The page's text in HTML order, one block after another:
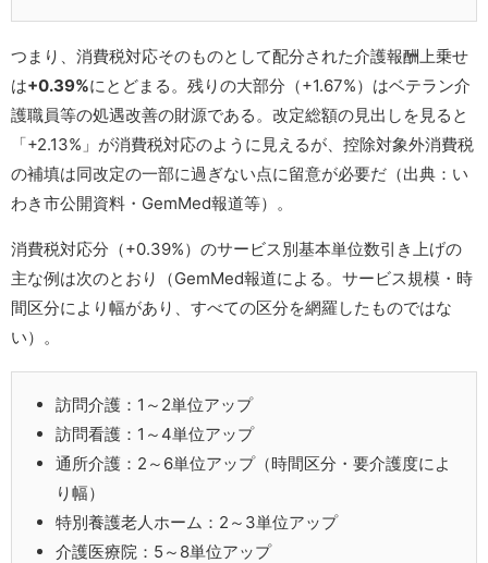
つまり、消費税対応そのものとして配分された介護報酬上乗せ
は+0.39%にとどまる。残りの大部分（+1.67%）はベテラン介
護職員等の処遇改善の財源である。改定総額の見出しを見ると
「+2.13%」が消費税対応のように見えるが、控除対象外消費税
の補填は同改定の一部に過ぎない点に留意が必要だ（出典：い
わき市公開資料・GemMed報道等）。
消費税対応分（+0.39%）のサービス別基本単位数引き上げの
主な例は次のとおり（GemMed報道による。サービス規模・時
間区分により幅があり、すべての区分を網羅したものではな
い）。
訪問介護：1～2単位アップ
訪問看護：1～4単位アップ
通所介護：2～6単位アップ（時間区分・要介護度によ
り幅）
特別養護老人ホーム：2～3単位アップ
介護医療院：5～8単位アップ